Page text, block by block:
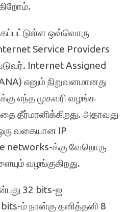
ஒவ்வொரு
Service Providers
Internet Assigned
எனும் நிறுவனமானது
எந்த முகவரி வழங்க
தீர்மானிக்கிறது. அதாவது
வகையான IP
networks-க்கு வேறொரு
வழங்குகிறது.
32 bits-ஐ
ம் நான்கு தனித்தனி 8